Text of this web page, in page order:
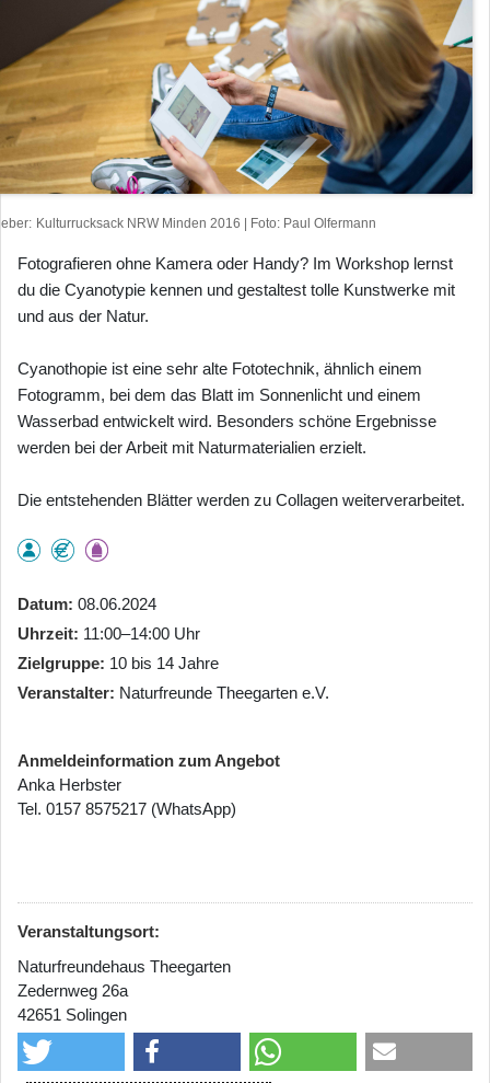
Kulturrucksack NRW Minden 2016 | Foto: Paul Olfermann
Fotografieren ohne Kamera oder Handy? Im Workshop lernst
du die Cyanotypie kennen und gestaltest tolle Kunstwerke mit
und aus der Natur.
Cyanothopie ist eine sehr alte Fototechnik, ähnlich einem
Fotogramm, bei dem das Blatt im Sonnenlicht und einem
Wasserbad entwickelt wird. Besonders schöne Ergebnisse
werden bei der Arbeit mit Naturmaterialien erzielt.
Die entstehenden Blätter werden zu Collagen weiterverarbeitet.
Datum 08.06.2024
Uhrzeit 11:00–14:00 Uhr
Zielgruppe 10 bis 14 Jahre
Veranstalter Naturfreunde Theegarten e.V.
Anmeldeinformation zum Angebot
Anka Herbster
Tel. 0157 8575217 (WhatsApp)
Veranstaltungsort:
Naturfreundehaus Theegarten
Zedernweg 26a
42651 Solingen